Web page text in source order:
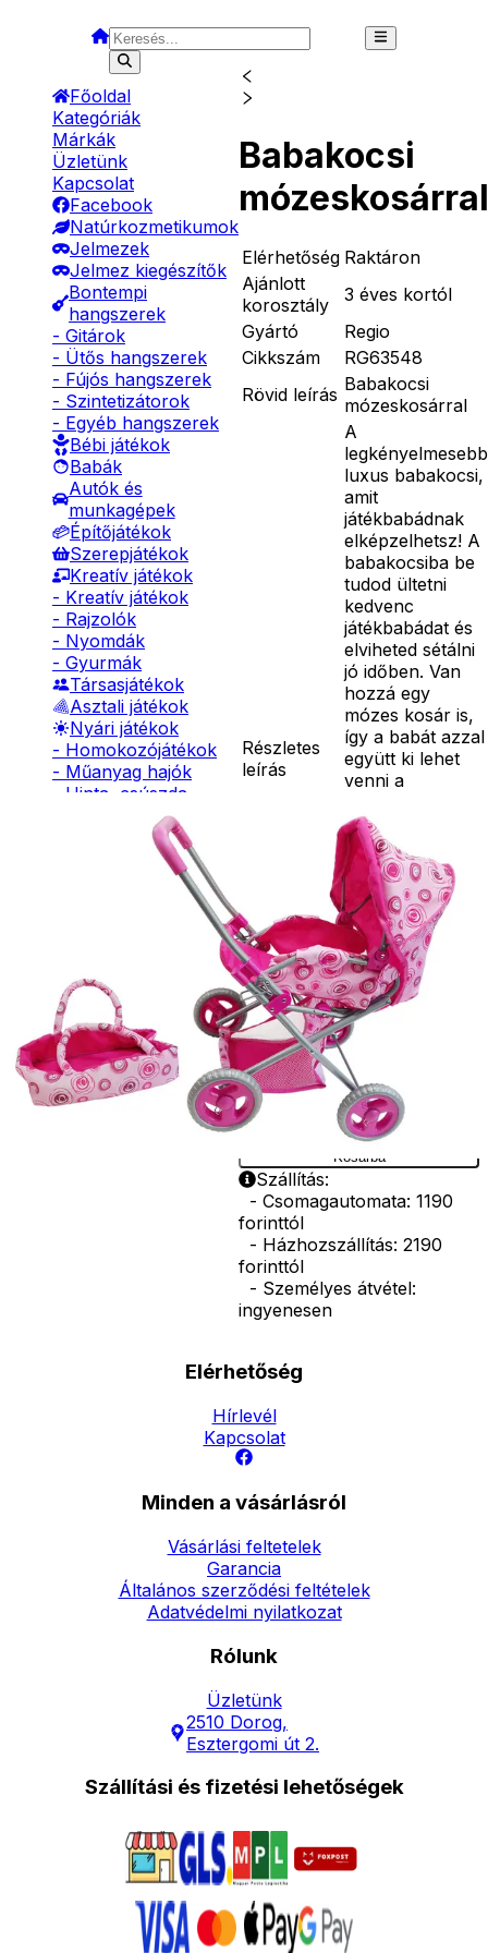
Főoldal
Kategóriák
Márkák
Üzletünk
Kapcsolat
Facebook
Natúrkozmetikumok
Jelmezek
Jelmez kiegészítők
Bontempi
hangszerek
- Gitárok
- Ütős hangszerek
- Fújós hangszerek
- Szintetizátorok
- Egyéb hangszerek
Bébi játékok
Babák
Autók és
munkagépek
Építőjátékok
Szerepjátékok
Kreatív játékok
- Kreatív játékok
- Rajzolók
- Nyomdák
- Gyurmák
Társasjátékok
Asztali játékok
Nyári játékok
- Homokozójátékok
- Műanyag hajók
- Hinta, csúszda
- Ütők, dobálók
- Strandcikkek
- Egyéb nyári játékok
Lábbal hajtós
Babakocsi
mózeskosárral
Elérhetőség Raktáron
Ajánlott
korosztály
3 éves kortól
Gyártó
Regio
Cikkszám
RG63548
Rövid leírás Babakocsi
mózeskosárral
Részletes
leírás
A
legkényelmesebb
luxus babakocsi,
amit
játékbabádnak
elképzelhetsz! A
babakocsiba be
tudod ültetni
kedvenc
játékbabádat és
elviheted sétálni
jó időben. Van
hozzá egy
mózes kosár is,
így a babát azzal
együtt ki lehet
venni a
babakocsi
aljában van egy
tároló, így oda is
lehet pakolni. A
babakocsi fém
vázzal ellátott,
kerekének
anyaga
műanyag,
valamint gumi.
Méretek:
47x39x63 cm.
Ár
Darab
Kosárba
Szállítás:
- Csomagautomata: 1190
forinttól
- Házhozszállítás: 2190
forinttól
- Személyes átvétel:
ingyenesen
Elérhetőség
Hírlevél
Kapcsolat
Minden a vásárlásról
Vásárlási feltetelek
Garancia
Általános szerződési feltételek
Adatvédelmi nyilatkozat
Rólunk
Üzletünk
2510 Dorog,
Esztergomi út 2.
Szállítási és fizetési lehetőségek